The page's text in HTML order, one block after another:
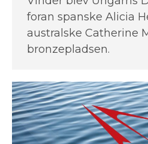
foran spanske Alicia
australske Catherine
bronzepladsen.